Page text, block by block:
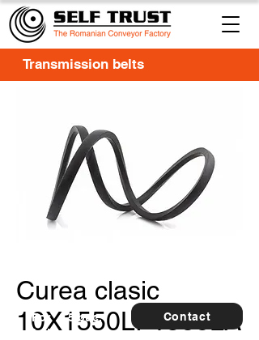
Curea clasic
10X1550LI-1588LA
Transmission belts
Contact
For
furthe
5 buc.